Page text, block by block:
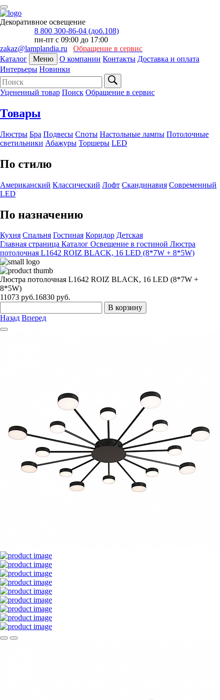
Декоративное освещение
8 800 300-86-04 (доб.108)
пн-пт с 09:00 до 17:00
zakaz@lamplandia.ru
Обращение в сервис
Каталог
Меню О компании Контакты Доставка и оплата
Интерьеры Новинки
Уцененный товар Поиск Обращение в сервис
Товары
Люстры Бра Подвесы Споты Настольные лампы Потолочные
светильники Абажуры Торшеры LED
По стилю
Американский Классический Лофт Скандинавия Современный
LED
По назначению
Кухня Спальня Гостиная Коридор Детская
Главная страница Каталог Освещение в гостиной Люстра
потолочная L1642 ROIZ BLACK, 16 LED (8*7W + 8*5W)
Люстра потолочная L1642 ROIZ BLACK, 16 LED (8*7W +
8*5W)
11073 руб.16830 руб.
В корзину
Назад Вперед